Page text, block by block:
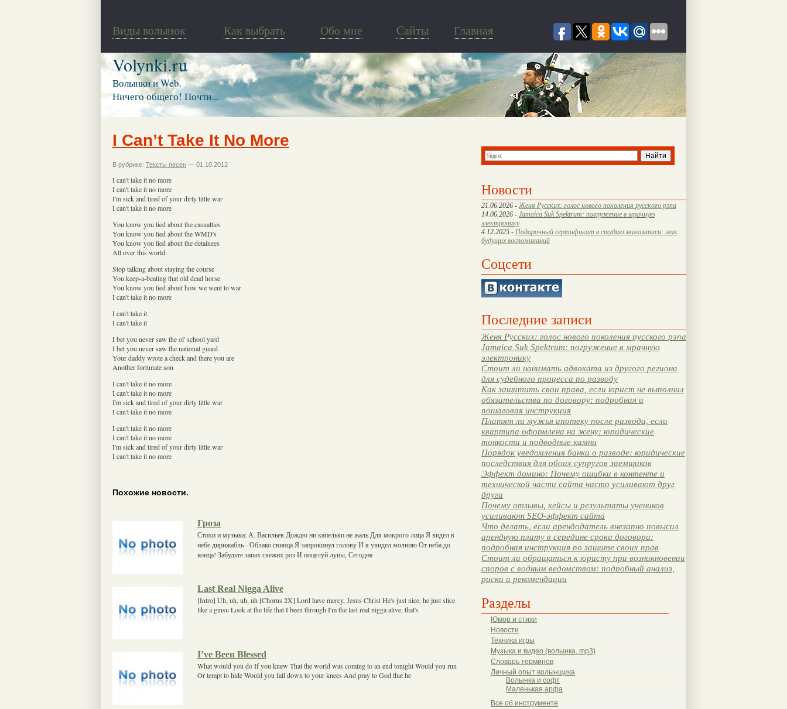
Виды волынок Как выбрать Обо мне Cайты Главная
Volynki.ru
Волынки и Web.
Ничего общего! Почти...
Новости
21.06.2026 - Женя Русских: голос нового поколения русского рэпа
14.06.2026 - Jamaica Suk Spektrum: погружение в мрачную
электронику
4.12.2025 - Подарочный сертификат в студию звукозаписи: звук
будущих воспоминаний
Соцсети
Последние записи
Женя Русских: голос нового поколения русского рэпа
Jamaica Suk Spektrum: погружение в мрачную
электронику
Стоит ли нанимать адвоката из другого региона
для судебного процесса по разводу
Как защитить свои права, если юрист не выполнил
обязательства по договору: подробная и
пошаговая инструкция
Платят ли мужья ипотеку после развода, если
квартира оформлена на жену: юридические
тонкости и подводные камни
Порядок уведомления банка о разводе: юридические
последствия для обоих супругов заемщиков
Эффект домино: Почему ошибки в контенте и
технической части сайта часто усиливают друг
друга
Почему отзывы, кейсы и результаты учеников
усиливают SEO-эффект сайта
Что делать, если арендодатель внезапно повысил
арендную плату в середине срока договора:
подробная инструкция по защите своих прав
Стоит ли обращаться к юристу при возникновении
споров с водным ведомством: подробный анализ,
риски и рекомендации
Разделы
Юмор и стихи
Новости
Техника игры
Музыка и видео (волынка, mp3)
Словарь терминов
Личный опыт волынщика
Волынка и софт
Маленькая арфа
Все об инструменте
I Can’t Take It No More
В рубрике: Тексты песен — 01.10.2012
I can't take it no more
I can't take it no more
I'm sick and tired of your dirty little war
I can't take it no more
You know you lied about the casualties
You know you lied about the WMD's
You know you lied about the detainees
All over this world
Stop talking about staying the course
You keep-a-beating that old dead horse
You know you lied about how we went to war
I can't take it no more
I can't take it
I can't take it
I bet you never saw the ol' school yard
I bet you never saw the national guard
Your daddy wrote a check and there you are
Another fortunate son
I can't take it no more
I can't take it no more
I'm sick and tired of your dirty little war
I can't take it no more
I can't take it no more
I can't take it no more
I'm sick and tired of your dirty little war
I can't take it no more
Похожие новости.
Гроза
Стихи и музыка: А. Васильев Дождю ни капельки не жаль Для мокрого лица Я видел в
небе дирижабль - Облако свинца Я запрокинул голову И я увидел молнию От неба до
конца! Забудьте запах свежих роз И поцелуй луны, Сегодня
Last Real Nigga Alive
[Intro] Uh, uh, uh, uh [Chorus 2X] Lord have mercy, Jesus Christ He's just nice, he just slice
like a ginsu Look at the life that I been through I'm the last real nigga alive, that's
I’ve Been Blessed
What would you do If you knew That the world was coming to an end tonight Would you run
Or tempt to hide Would you fall down to your knees And pray to God that he